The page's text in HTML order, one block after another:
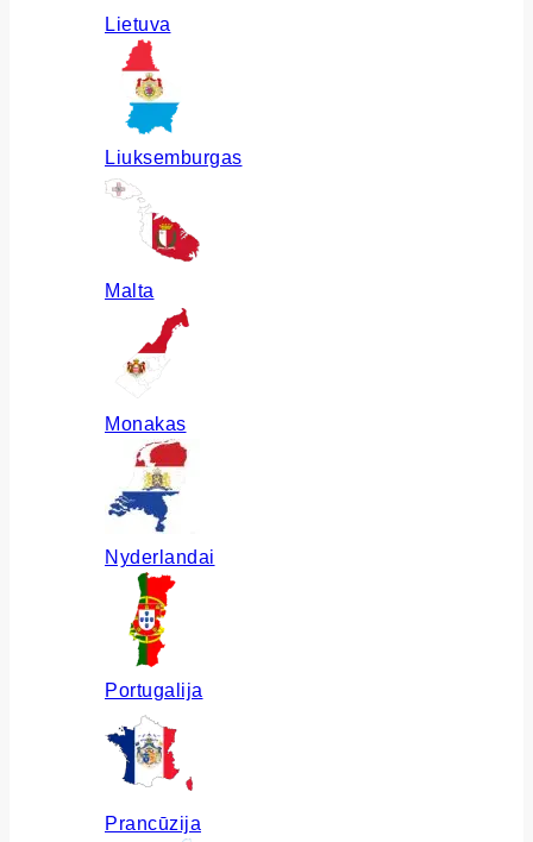
Lietuva
Liuksemburgas
Malta
Monakas
Nyderlandai
Portugalija
Prancūzija